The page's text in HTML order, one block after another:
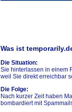
Was ist
Die Situation:
Sie hinterlassen in einem
weil Sie direkt erreichbar
Die Folge:
Nach kurzer Zeit haben
bombardiert mit